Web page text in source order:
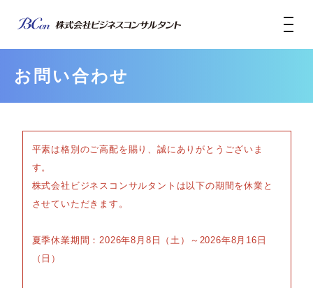
お問い合わせ
平素は格別のご高配を賜り、誠にありがとうございま
す。
株式会社ビジネスコンサルタントは以下の期間を休業と
させていただきます。
夏季休業期間：2026年8月8日（土）～2026年8月16日
（日）